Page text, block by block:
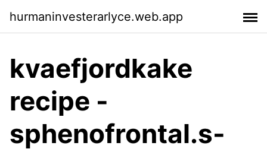
hurmaninvesterarlyce.web.app
kvaefjordkake
recipe -
sphenofrontal.s-